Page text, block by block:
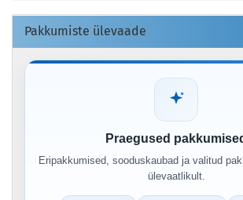
Pakkumiste ülevaade
Praegused
Eripakkumised, sooduskaubad ja valitud
ülevaatlikult.